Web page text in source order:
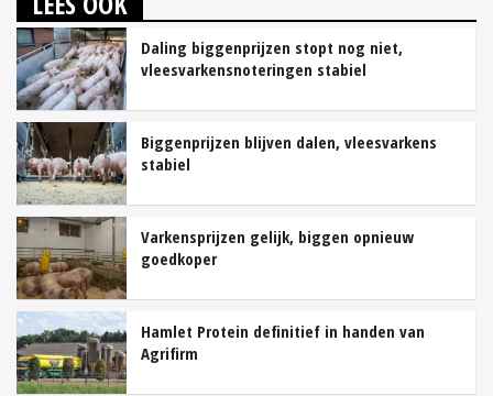
Daling biggenprijzen stopt nog niet,
vleesvarkensnoteringen stabiel
Biggenprijzen blijven dalen, vleesvarkens
stabiel
Varkensprijzen gelijk, biggen opnieuw
goedkoper
Hamlet Protein definitief in handen van
Agrifirm